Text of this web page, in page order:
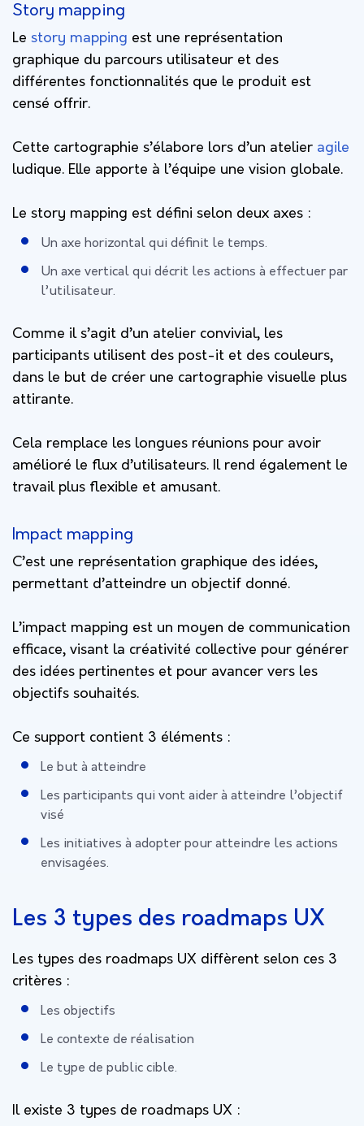
Story mapping
Le story mapping est une représentation
graphique du parcours utilisateur et des
différentes fonctionnalités que le produit est
censé offrir.
Cette cartographie s’élabore lors d’un atelier agile
ludique. Elle apporte à l’équipe une vision globale.
Le story mapping est défini selon deux axes :
Un axe horizontal qui définit le temps.
Un axe vertical qui décrit les actions à effectuer par
l’utilisateur.
Comme il s’agit d’un atelier convivial, les
participants utilisent des post-it et des couleurs,
dans le but de créer une cartographie visuelle plus
attirante.
Cela remplace les longues réunions pour avoir
amélioré le flux d’utilisateurs. Il rend également le
travail plus flexible et amusant.
Impact mapping
C’est une représentation graphique des idées,
permettant d’atteindre un objectif donné.
L’impact mapping est un moyen de communication
efficace, visant la créativité collective pour générer
des idées pertinentes et pour avancer vers les
objectifs souhaités.
Ce support contient 3 éléments :
Le but à atteindre
Les participants qui vont aider à atteindre l’objectif
visé
Les initiatives à adopter pour atteindre les actions
envisagées.
Les 3 types des roadmaps UX
Les types des roadmaps UX diffèrent selon ces 3
critères :
Les objectifs
Le contexte de réalisation
Le type de public cible.
Il existe 3 types de roadmaps UX :